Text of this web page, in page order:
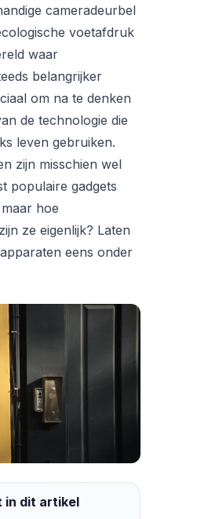
cameradeurbel
voetafdruk
waar
belangrijker
om na te denken
de technologie die
leven gebruiken.
zijn misschien wel
populaire gadgets
hoe
ze eigenlijk? Laten
eens onder
in dit artikel